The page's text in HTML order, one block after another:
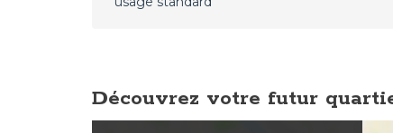
Découvrez votre futur